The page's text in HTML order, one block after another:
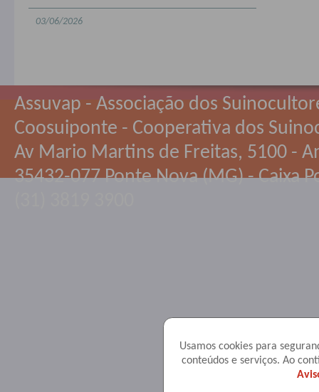
03/06/2026
Usamos cookies para
conteúdos e serviços. Ao
Assuvap - Associação dos
Coosuiponte - Cooperativa dos
Av Mario Martins de Freitas, 5100 -
35432-077 Ponte Nova (MG) - Caixa